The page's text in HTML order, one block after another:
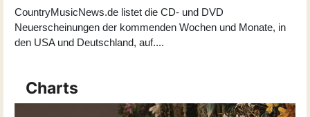
CountryMusicNews.de listet die CD- und DVD
Neuerscheinungen der kommenden Wochen und Monate, in
den USA und Deutschland, auf....
Charts